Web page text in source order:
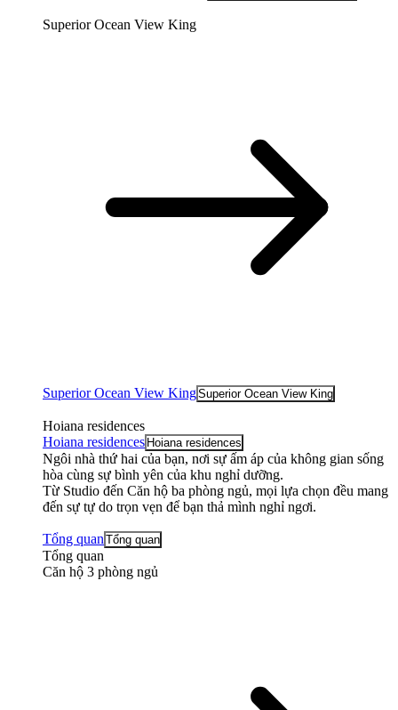
Superior Ocean View King
Superior Ocean View KingSuperior Ocean View King
Hoiana residences
Hoiana residences Hoiana residences
Ngôi nhà thứ hai của bạn, nơi sự ấm áp của không gian sống
hòa cùng sự bình yên của khu nghỉ dưỡng.
Từ Studio đến Căn hộ ba phòng ngủ, mọi lựa chọn đều mang
đến sự tự do trọn vẹn để bạn thả mình nghỉ ngơi.
Tổng quan Tổng quan
Tổng quan
Căn hộ 3 phòng ngủ